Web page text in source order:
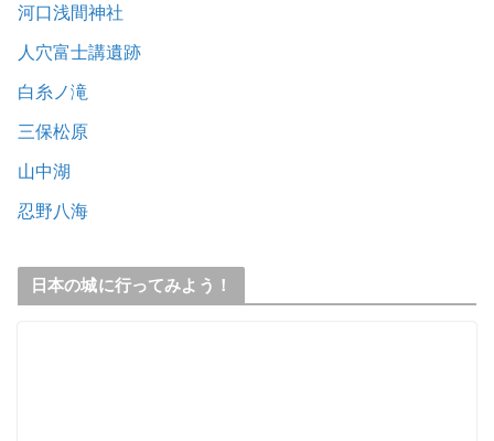
河口浅間神社
人穴富士講遺跡
白糸ノ滝
三保松原
山中湖
忍野八海
日本の城に行ってみよう！